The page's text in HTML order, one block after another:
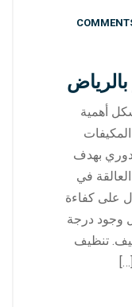
أهمية
بهدف
في
على كفاءة
وجود درجة
تنظيف